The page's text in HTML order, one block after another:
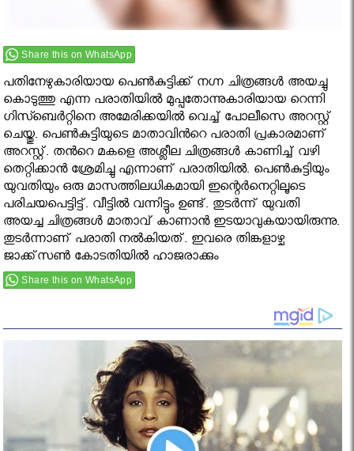
Share this on WhatsApp
പതിനേഴുകാരിയായ പെണ്‍കുട്ടിക്ക് നഗ്ന ചിത്രങ്ങൾ അയച്ചു
കൊടുത്തു എന്ന പരാതിയിൽ മുപ്പതോന്നുകാരിയായ റെന്നി
ഗിസ്ബെർറ്റിനെ അമേരിക്കയിൽ വെച്ച് പോലീസെ അറസ്റ്റ്
ചെയ്തു. പെണ്‍കുട്ടിയുടെ മാതാവിൻറെ പരാതി പ്രകാരമാണ്
അറസ്റ്റ്. തൻറെ മകളെ അശ്ലീല ചിത്രങ്ങൾ കാണിച്ച് വഴി
തെറ്റിക്കാൻ ശ്രേമിച്ചു എന്നാണ് പരാതിയിൽ. പെണ്‍കുട്ടിയും
യുവതിയും ഒരു മാസത്തിലധികമായി ഇന്റെർനെറ്റിലൂടെ
പരിചയപെട്ടിട്ട്. വീട്ടിൽ വന്നിട്ടും ഉണ്ട്. തുടർന്ന് യുവതി
അയച്ച ചിത്രങ്ങൾ മാതാവ് കാണാൻ ഇടയാവുകയായിരുന്നു.
തുടർന്നാണ് പരാതി നൽകിയത്. ഇവരെ തിങ്കളാഴ്ച
ജാക്ക്സണ്‍ കോടതിയിൽ ഹാജരാക്കും
Share this on WhatsApp